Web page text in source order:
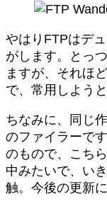
やはりFTPはデ
がします。とっ
ますが、それほ
で、常用しよう
ちなみに、同じ
のファイラーで
のもので、こち
中みたいで、い
触。今後の更新に